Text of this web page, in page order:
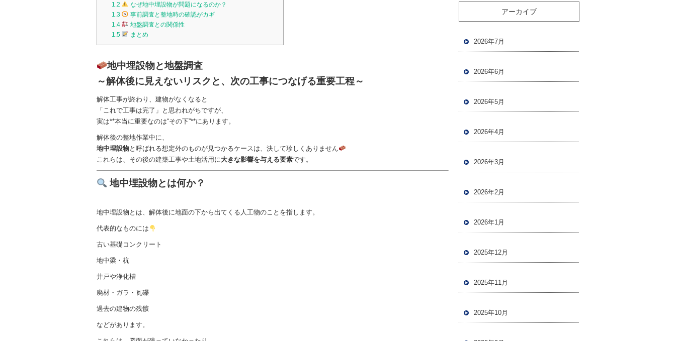
1.2
なぜ地中埋設物が問題になるのか？
1.3
事前調査と整地時の確認がカギ
1.4
地盤調査との関係性
1.5
まとめ
地中埋設物と地盤調査
～解体後に見えないリスクと、次の工事につなげる重要工程～
解体工事が終わり、建物がなくなると
「これで工事は完了」と思われがちですが、
実は**本当に重要なのは“その下”**にあります。
解体後の整地作業中に、
地中埋設物と呼ばれる想定外のものが見つかるケースは、決して珍しくありません
これらは、その後の建築工事や土地活用に大きな影響を与える要素です。
地中埋設物とは何か？
地中埋設物とは、解体後に地面の下から出てくる人工物のことを指します。
代表的なものには
古い基礎コンクリート
地中梁・杭
井戸や浄化槽
廃材・ガラ・瓦礫
過去の建物の残骸
などがあります。
アーカイブ
2026年7月
2026年6月
2026年5月
2026年4月
2026年3月
2026年2月
2026年1月
2025年12月
2025年11月
2025年10月